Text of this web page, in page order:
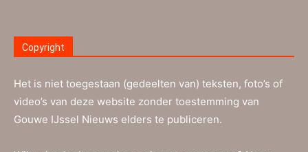
Copyright
Het is niet toegestaan (gedeelten van) teksten, foto’s of
video’s van deze website zonder toestemming van
Gouwe IJssel Nieuws elders te publiceren.